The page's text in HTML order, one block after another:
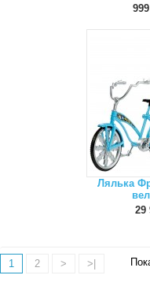
Лялька
29
1 2 > >|